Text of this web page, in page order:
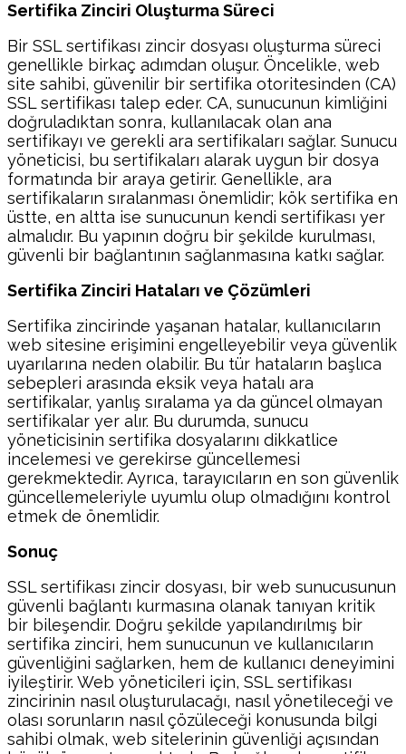
Sertifika Zinciri Oluşturma Süreci
Bir SSL sertifikası zincir dosyası oluşturma süreci
genellikle birkaç adımdan oluşur. Öncelikle, web
site sahibi, güvenilir bir sertifika otoritesinden (CA)
SSL sertifikası talep eder. CA, sunucunun kimliğini
doğruladıktan sonra, kullanılacak olan ana
sertifikayı ve gerekli ara sertifikaları sağlar. Sunucu
yöneticisi, bu sertifikaları alarak uygun bir dosya
formatında bir araya getirir. Genellikle, ara
sertifikaların sıralanması önemlidir; kök sertifika en
üstte, en altta ise sunucunun kendi sertifikası yer
almalıdır. Bu yapının doğru bir şekilde kurulması,
güvenli bir bağlantının sağlanmasına katkı sağlar.
Sertifika Zinciri Hataları ve Çözümleri
Sertifika zincirinde yaşanan hatalar, kullanıcıların
web sitesine erişimini engelleyebilir veya güvenlik
uyarılarına neden olabilir. Bu tür hataların başlıca
sebepleri arasında eksik veya hatalı ara
sertifikalar, yanlış sıralama ya da güncel olmayan
sertifikalar yer alır. Bu durumda, sunucu
yöneticisinin sertifika dosyalarını dikkatlice
incelemesi ve gerekirse güncellemesi
gerekmektedir. Ayrıca, tarayıcıların en son güvenlik
güncellemeleriyle uyumlu olup olmadığını kontrol
etmek de önemlidir.
Sonuç
SSL sertifikası zincir dosyası, bir web sunucusunun
güvenli bağlantı kurmasına olanak tanıyan kritik
bir bileşendir. Doğru şekilde yapılandırılmış bir
sertifika zinciri, hem sunucunun ve kullanıcıların
güvenliğini sağlarken, hem de kullanıcı deneyimini
iyileştirir. Web yöneticileri için, SSL sertifikası
zincirinin nasıl oluşturulacağı, nasıl yönetileceği ve
olası sorunların nasıl çözüleceği konusunda bilgi
sahibi olmak, web sitelerinin güvenliği açısından